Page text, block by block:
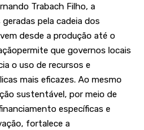
Trabach Filho, a
pela cadeia dos
desde a produção até o
que governos locais
o uso de recursos e
mais eficazes. Ao mesmo
sustentável, por meio de
específicas e
fortalece a